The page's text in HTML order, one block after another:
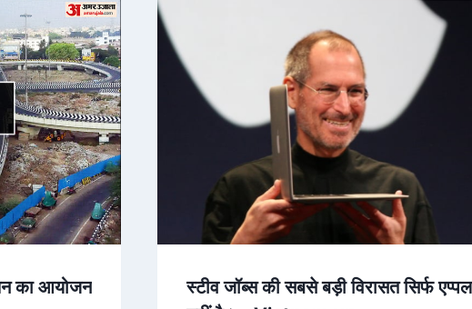
का आयोजन
स्टीव जॉब्स की सबसे बड़ी विरासत सिर्फ